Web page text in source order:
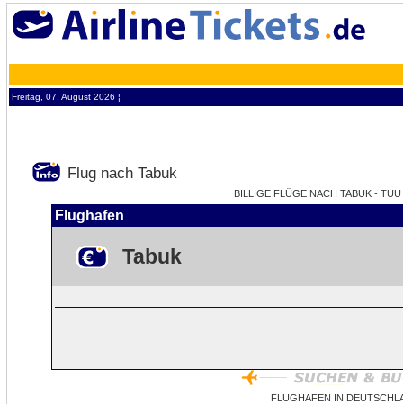
Freitag, 07. August 2026 ¦
Flug nach Tabuk
BILLIGE FLÜGE NACH TABUK -
Flughafen
Tabuk
FLUGHAFEN IN